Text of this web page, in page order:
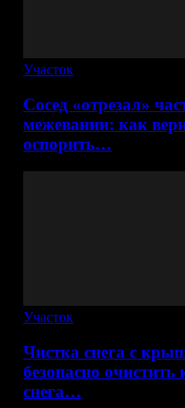
Участок
Сосед «отрезал»
межевании: как
оспорить…
Участок
Чистка снега с
безопасно
снега…